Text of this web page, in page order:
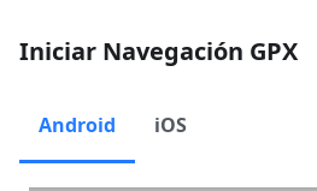
Iniciar Navegación GPX
Android iOS